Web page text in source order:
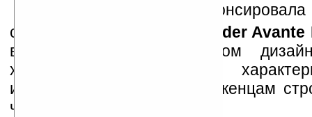
анонсировала
систему формата 2.1
Defender Avante
выполнена в классическом
хорошими техническими
идеально подойдет приверженцам
четких линий.